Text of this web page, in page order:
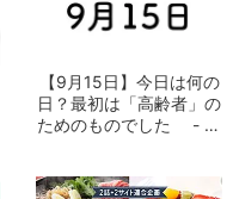
【9月15日】今日は何の
日？最初は「高齢者」の
ためのものでした - お